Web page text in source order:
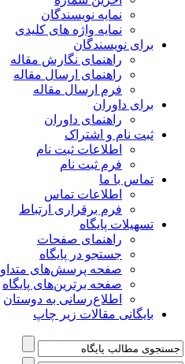
نمایه نویسندگان
نمایه واژه های کلیدی
برای نویسندگان
راهنمای نگارش مقاله
راهنمای ارسال مقاله
فرم ارسال مقاله
برای داوران
راهنمای داوران
ثبت نام و اشتراک
اطلاعات ثبت نام
فرم ثبت نام
تماس با ما
اطلاعات تماس
فرم برقراری ارتباط
تسهیلات پایگاه
راهنمای صفحات
جستجو در پایگاه
صفحه پرسش‌های متداول
صفحه برترین‌های پایگاه
اطلاع‌رسانی به دوستان
بایگانی مقالات زیر چاپ